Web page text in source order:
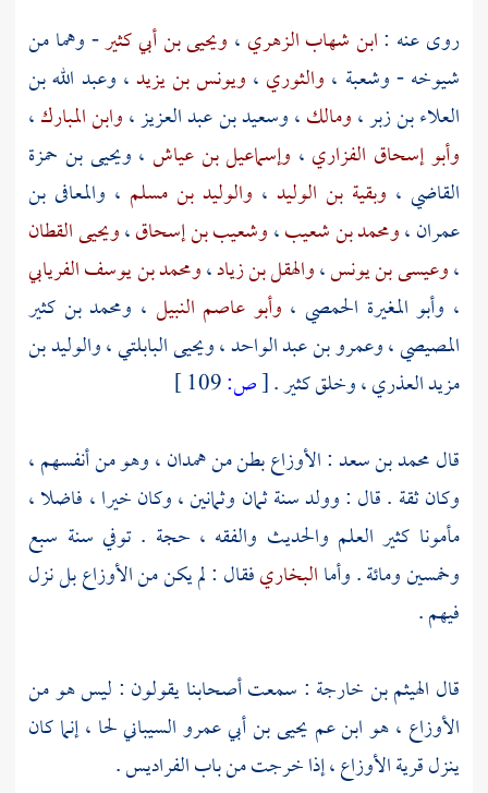
روى عنه :ابن شهاب الزهري ، ويحيى بن أبي كثير- وهما من
شيوخه -وشعبة ، والثوري ، ويونس بن يزيد، وعبد الله بن
العلاء بن زبر،ومالك،وسعيد بن عبد العزيز،وابن المبارك،
وأبو إسحاق الفزاري ، وإسماعيل بن عياش ، ويحيى بن حمزة
القاضي ، وبقية بن الوليد ، والوليد بن مسلم ، والمعافى بن
عمران،ومحمد بن شعيب،وشعيب بن إسحاق،ويحيى القطان
،وعيسى بن يونس،والهقل بن زياد،ومحمد بن يوسف الفريابي
، وأبو المغيرة الحمصي ، وأبو عاصم النبيل ، ومحمد بن كثير
المصيصي،وعمرو بن عبد الواحد،ويحيى البابلتي،والوليد بن
مزيد العذري، وخلق كثير .[ص:
قالمحمد بن سعد:الأوزاعبطن منهمدان، وهو من أنفسهم ،
وكان ثقة . قال : وولد سنة ثمان وثمانين ، وكان خيرا ، فاضلا ،
مأمونا كثير العلم والحديث والفقه ، حجة . توفي سنة سبع
وخمسين ومائة . وأماالبخاريفقال : لم يكن منالأوزاعبل نزل
فيهم .
قال الهيثم بن خارجة : سمعت أصحابنا يقولون : ليس هو من
الأوزاع ، هو ابن عم يحيى بن أبي عمرو السيباني لحا ، إنما كان
ينزل قريةالأوزاع، إذا خرجت منباب الفراديس.